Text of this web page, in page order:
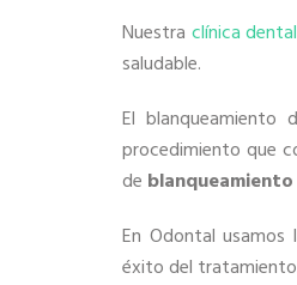
Nuestra clínica
saludable.
El
procedimiento que
de
En Odontal usamos
éxito del